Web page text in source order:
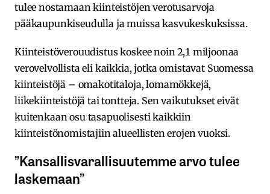
tulee nostamaan kiinteistöjen verotusarvoja
pääkaupunkiseudulla ja muissa kasvukeskuksissa.
Kiinteistöverouudistus koskee noin 2,1 miljoonaa
verovelvollista eli kaikkia, jotka omistavat Suomessa
kiinteistöjä – omakotitaloja, lomamökkejä,
liikekiinteistöjä tai tontteja. Sen vaikutukset eivät
kuitenkaan osu tasapuolisesti kaikkiin
kiinteistönomistajiin alueellisten erojen vuoksi.
”Kansallisvarallisuutemme arvo tulee
laskemaan”